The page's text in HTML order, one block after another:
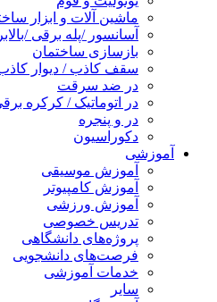
ماشین آلات و ابزار ساختمانی
آسانسور /پله برقی /بالابر
بازسازی ساختمان
سقف کاذب / دیوار کاذب
در ضد سرقت
در اتوماتیک / کرکره برقی
در و پنجره
دکوراسیون
آموزشی
آموزش موسیقی
آموزش کامپیوتر
آموزش ورزشی
تدریس خصوصی
پروژه‌های دانشگاهی
فرصت‌های دانشجویی
خدمات آموزشی
سایر